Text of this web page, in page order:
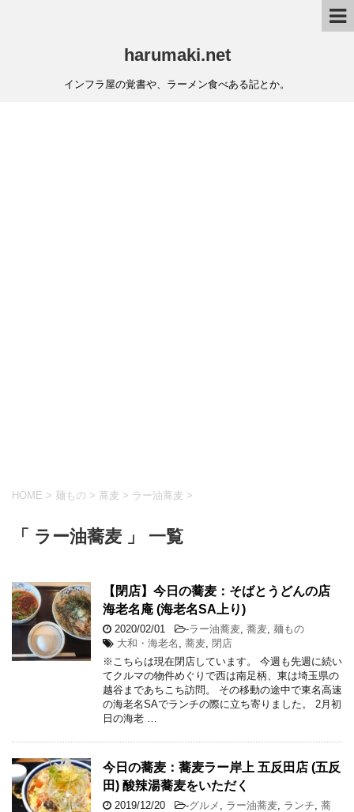
harumaki.net
インフラ屋の覚書や、ラーメン食べある記とか。
HOME > 麺もの > 蕎麦 > ラー油蕎麦 >
「 ラー油蕎麦 」 一覧
【閉店】今日の蕎麦：そばとうどんの店
海老名庵 (海老名SA上り)
2020/02/01 -ラー油蕎麦 蕎麦 麺もの
大和・海老名
蕎麦 閉店
※こちらは現在閉店しています。 今週も先週に続い
てクルマの物件めぐりで西は南足柄、東は埼玉県の
越谷まであちこち訪問。 その移動の途中で東名高速
の海老名SAでランチの際に立ち寄りました。 2月初
日の海老 …
今日の蕎麦：蕎麦ラー岸上 五反田店 (五反
田) 酸辣湯蕎麦をいただく
2019/12/20 -グルメ ラー油蕎麦 ランチ 蕎